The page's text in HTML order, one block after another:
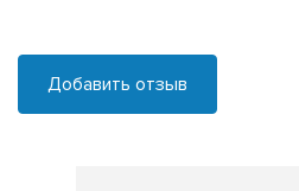
Добавить отзыв